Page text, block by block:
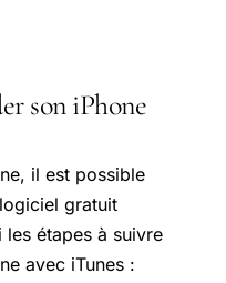
son iPhone
il est possible
gratuit
étapes à suivre
avec iTunes :